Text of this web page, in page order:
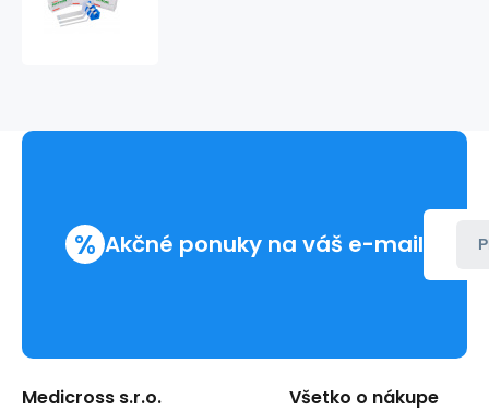
% Akčné ponuky na váš e-mail
Medicross s.r.o. Všetko o nákupe